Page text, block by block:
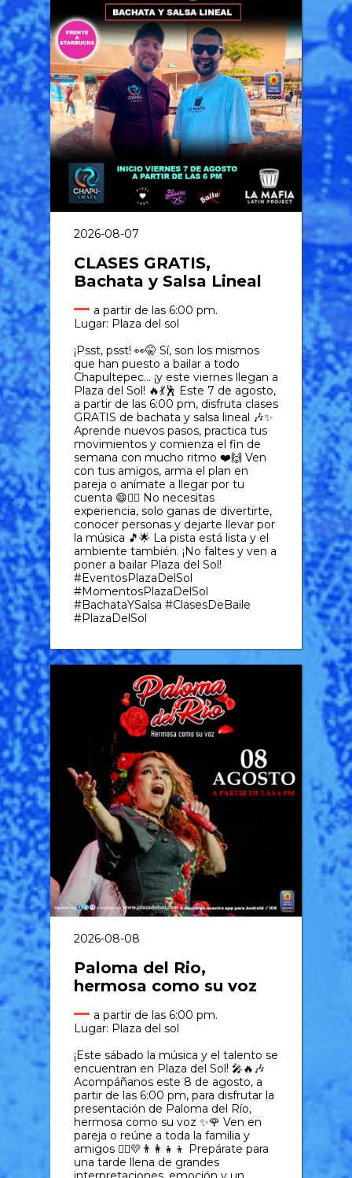
2026-08-07
CLASES GRATIS,
Bachata y Salsa Lineal
a partir de las 6:00 pm.
Lugar: Plaza del sol
¡Psst, psst! 👀🤫 Sí, son los mismos
que han puesto a bailar a todo
Chapultepec… ¡y este viernes llegan a
Plaza del Sol! 🔥💃🕺 Este 7 de agosto,
a partir de las 6:00 pm, disfruta clases
GRATIS de bachata y salsa lineal 🎶✨
Aprende nuevos pasos, practica tus
movimientos y comienza el fin de
semana con mucho ritmo ❤️🙌 Ven
con tus amigos, arma el plan en
pareja o anímate a llegar por tu
cuenta 😄👯‍♀️ No necesitas
experiencia, solo ganas de divertirte,
conocer personas y dejarte llevar por
la música 🎵🌟 La pista está lista y el
ambiente también. ¡No faltes y ven a
poner a bailar Plaza del Sol!
#EventosPlazaDelSol
#MomentosPlazaDelSol
#BachataYSalsa #ClasesDeBaile
#PlazaDelSol
2026-08-08
Paloma del Rio,
hermosa como su voz
a partir de las 6:00 pm.
Lugar: Plaza del sol
¡Este sábado la música y el talento se
encuentran en Plaza del Sol! 🎤🔥🎶
Acompáñanos este 8 de agosto, a
partir de las 6:00 pm, para disfrutar la
presentación de Paloma del Río,
hermosa como su voz ✨🌹 Ven en
pareja o reúne a toda la familia y
amigos 👯‍♀️💛👨‍👩‍👧‍👦 Prepárate para
una tarde llena de grandes